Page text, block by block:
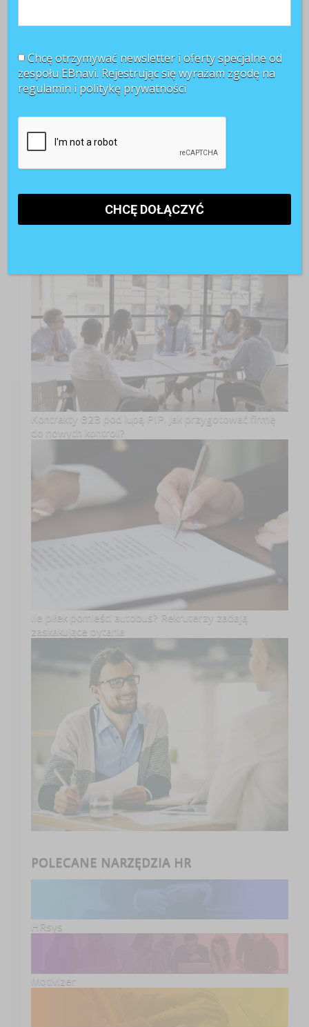
TOP 3 miesiąca
Kontrakty B2B pod lupą PIP. Jak przygotować firmę
do nowych kontroli?
Ile piłek pomieści autobus? Rekruterzy zadają
zaskakujące pytania
POLECANE NARZĘDZIA HR
HRsys
Motivizer
Chcę otrzymywać newsletter i oferty specjalne od
zespołu EBnavi. Rejestrując się wyrażam zgodę na
regulamin i politykę prywatności